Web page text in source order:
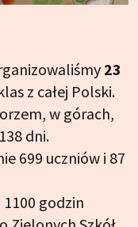
23
z całej Polski.
w górach,
dni.
699 uczniów i 87
godzin